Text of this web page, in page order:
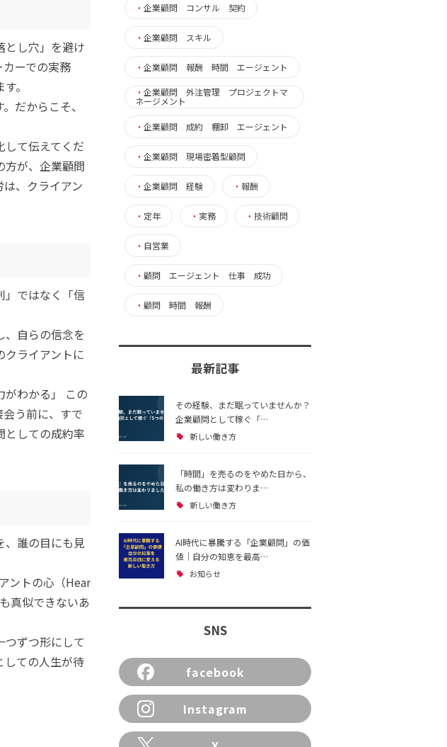
とし穴」を避け
ーでの実務
。
だからこそ、
して伝えてくだ
方が、企業顧問
、クライアン
」ではなく「信
、自らの信念を
ライアントに
がわかる」 この
う前に、すで
としての成約率
、誰の目にも見
ントの心（Hear
真似できないあ
ずつ形にして
しての人生が待
・ 企業顧問 コンサル 契約
・ 企業顧問 スキル
・ 企業顧問 報酬 時間 エージェント
・ 企業顧問 外注管理 プロジェクトマ
ネージメント
・ 企業顧問 成約 棚卸 エージェント
・ 企業顧問 現場密着型顧問
・ 企業顧問 経験 ・ 報酬
・ 定年 ・ 実務 ・ 技術顧問
・ 自営業
・ 顧問 エージェント 仕事 成功
・ 顧問 時間 報酬
最新記事
その経験、まだ眠っていませんか？
企業顧問として稼ぐ「…
新しい働き方
「時間」を売るのをやめた日から、
私の働き方は変わりま…
新しい働き方
AI時代に暴騰する「企業顧問」の価
値｜自分の知恵を最高…
お知らせ
SNS
facebook
Instagram